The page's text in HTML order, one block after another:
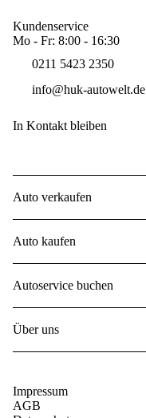
Kundenservice
Mo - Fr: 8:00 - 16:30
0211 5423 2350
info@huk-autowelt.de
In Kontakt bleiben
Auto verkaufen
Auto kaufen
Autoservice buchen
Über uns
Impressum
AGB